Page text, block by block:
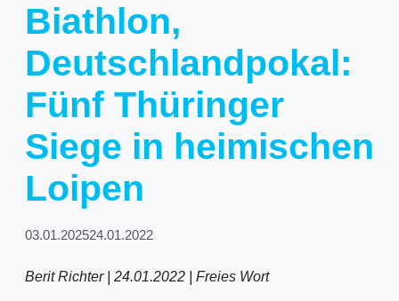
Biathlon,
Deutschlandpokal:
Fünf Thüringer
Siege in heimischen
Loipen
03.01.202524.01.2022
Berit Richter | 24.01.2022 | Freies Wort